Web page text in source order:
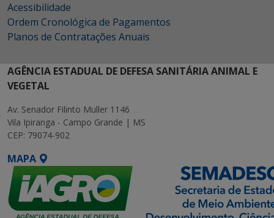
Acessibilidade
Ordem Cronológica de Pagamentos
Planos de Contratações Anuais
AGÊNCIA ESTADUAL DE DEFESA SANITÁRIA ANIMAL E
VEGETAL
Av. Senador Filinto Muller 1146
Vila Ipiranga - Campo Grande | MS
CEP: 79074-902
MAPA